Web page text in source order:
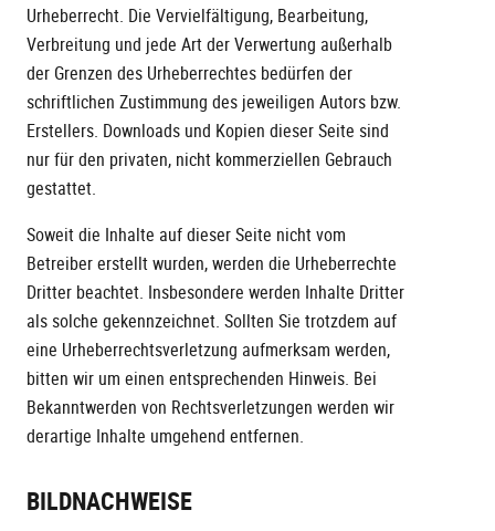
Urheberrecht. Die Vervielfältigung, Bearbeitung,
Verbreitung und jede Art der Verwertung außerhalb
der Grenzen des Urheberrechtes bedürfen der
schriftlichen Zustimmung des jeweiligen Autors bzw.
Erstellers. Downloads und Kopien dieser Seite sind
nur für den privaten, nicht kommerziellen Gebrauch
gestattet.
Soweit die Inhalte auf dieser Seite nicht vom
Betreiber erstellt wurden, werden die Urheberrechte
Dritter beachtet. Insbesondere werden Inhalte Dritter
als solche gekennzeichnet. Sollten Sie trotzdem auf
eine Urheberrechtsverletzung aufmerksam werden,
bitten wir um einen entsprechenden Hinweis. Bei
Bekanntwerden von Rechtsverletzungen werden wir
derartige Inhalte umgehend entfernen.
BILDNACHWEISE